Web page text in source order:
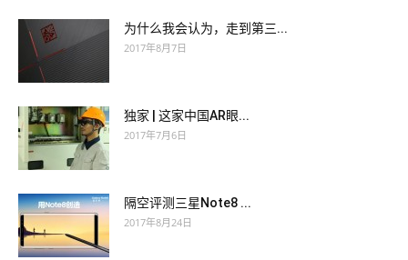
为什么我会认为，走到第三...
2017年8月7日
独家 | 这家中国AR眼...
2017年7月6日
隔空评测三星Note8 ...
2017年8月24日